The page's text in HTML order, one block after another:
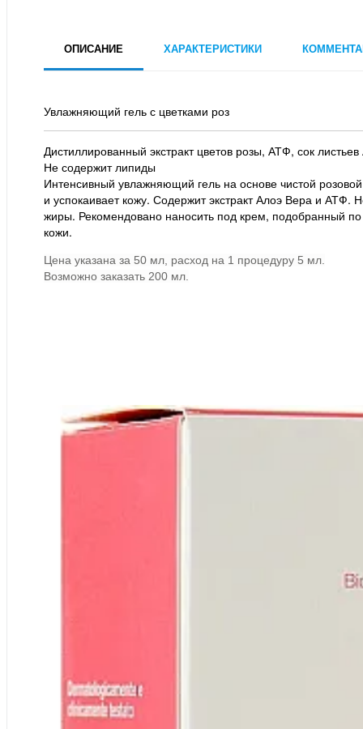
ОПИСАНИЕ ХАРАКТЕРИСТИКИ
Увлажняющий гель с цветками роз
Дистиллированный экстракт цветов розы, АТФ, сок
Не содержит липиды
Интенсивный увлажняющий гель на основе чистой
и успокаивает кожу. Содержит экстракт Алоэ Вера и АТФ.
жиры. Рекомендовано наносить под крем, подобранный
кожи.
Цена указана за 50 мл, расход на 1 процедуру 5 мл.
Возможно заказать 200 мл.